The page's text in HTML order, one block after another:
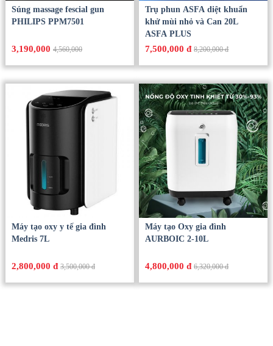
Súng massage fescial gun
PHILIPS PPM7501
3,190,0004,560,000
Trụ phun ASFA diệt khuẩn
khử mùi nhỏ và Can 20L
ASFA PLUS
7,500,000 đ 8,200,000 đ
Máy tạo oxy y tế gia đình
Medris 7L
2,800,000 đ 3,500,000 đ
Máy tạo Oxy gia đình
AURBOIC 2-10L
4,800,000 đ 6,320,000 đ